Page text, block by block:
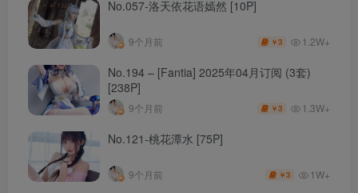
No.057-洛天依花语嫣然 [10P]
9个月前 ￥3 1.2W+
No.194 – [Fantia] 2025年04月订阅 (3套)
[238P]
9个月前 ￥3 1.3W+
No.121-桃花潭水 [75P]
9个月前 ￥3 1W+